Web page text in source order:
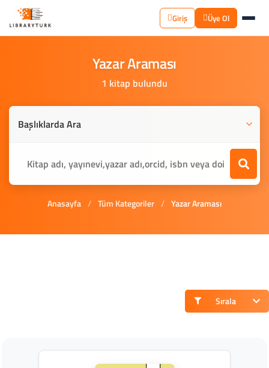
Giriş Üye Ol
YazarAraması
1 kitap bulundu
Anasayfa / Tüm Kategoriler / Yazar Araması
Sırala